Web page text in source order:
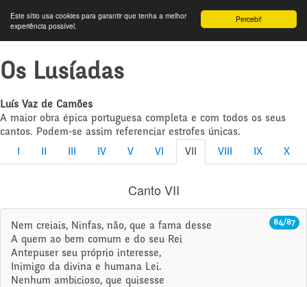
Percebi!
Este sítio usa cookies para garantir que tenha a melhor
experiência possível.
Os Lusíadas
Luís Vaz de Camões
A maior obra épica portuguesa completa e com todos os seus
cantos. Podem-se assim referenciar estrofes únicas.
IV V VI VII VIII IX X
Canto VII
84/87
Nem creiais, Ninfas, não, que a fama desse
A quem ao bem comum e do seu Rei
Antepuser seu próprio interesse,
Inimigo da divina e humana Lei.
Nenhum ambicioso, que quisesse